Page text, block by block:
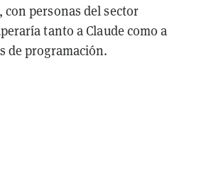
con personas del sector
tanto a Claude como a
de programación.